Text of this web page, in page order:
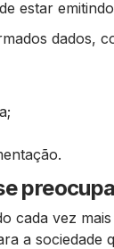
estar
dados,
cada vez
a sociedade